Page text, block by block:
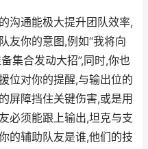
沟通能极大提升团队效率,
友你的意图,例如“我将向
集合发动大招”,同时,你也
位对你的提醒,与输出位的
屏障挡住关键伤害,或是用
必须能跟上输出,坦克与支
的辅助队友是谁,他们的技